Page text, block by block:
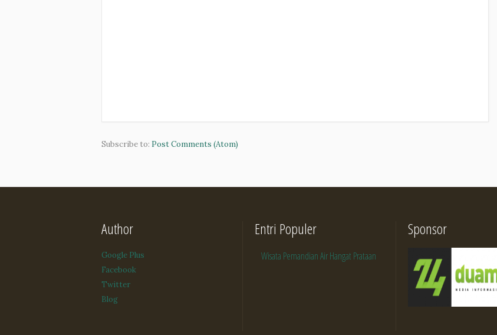
Subscribe to: Post Comments (Atom)
Author
Google Plus
Facebook
Twitter
Blog
Entri Populer
Wisata Pemandian Air Hangat Prataan
Sponsor